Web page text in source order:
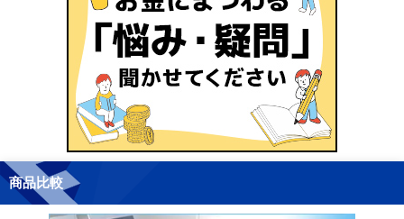
商品比較